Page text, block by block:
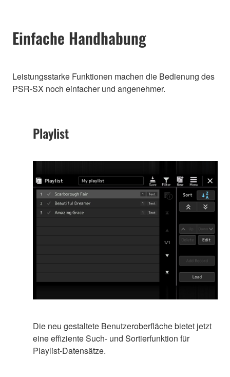
Einfache Handhabung
Leistungsstarke Funktionen machen die Bedienung des
PSR-SX noch einfacher und angenehmer.
Playlist
Die neu gestaltete Benutzeroberfläche bietet jetzt
eine effiziente Such- und Sortierfunktion für
Playlist-Datensätze.